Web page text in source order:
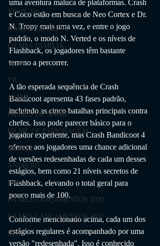
XBOX 360
GAMES EM BREVE
FILMES FAMÍLIA
Wii U
VR
ANIME
FILMES DE ANIME
FILME DE ESPIONAGEM
MOBILE
ANDROID
IOS
FILMES LANÇAMENTOS 2020
FILMES LANÇAMENTOS 2021
RTS
uma aventura maluca de plataformas. Crash
e Coco estão em busca de Neo Cortex e Dr.
N. Tropy mais uma vez, e entre o jogo
padrão, o modo N. Verted e os níveis de
Flashback, os jogadores têm bastante
terreno a percorrer.
A tão esperada sequência de Crash
Bandicoot apresenta 43 fases padrão,
incluindo as cinco batalhas principais contra
chefes. Isso pode parecer básico para o
jogador experiente, mas Crash Bandicoot 4
oferece aos jogadores uma chance adicional
de versões redesenhadas de cada um desses
estágios, bem como 21 níveis secretos de
Flashback, elevando o total geral para
pouco mais de 100.
Conforme mencionado acima, cada um dos
estágios regulares é acompanhado por uma
versão "redesenhada". Isso é conhecido